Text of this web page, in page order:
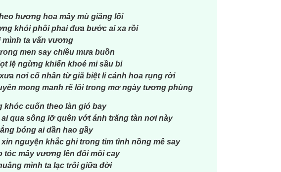
hương hoa mây mù giăng lối
khói phôi phai đưa bước ai xa rồi
ta vấn vương
men say chiều mưa buồn
lệ ngừng khiến khoé mi sầu bi
nơi cố nhân từ giã biệt li cánh hoa rụng rời
mong manh rẽ lối trong mơ ngày tương phùng
khóc cuốn theo làn gió bay
ai qua sông lỡ quên vớt ánh trăng tàn nơi này
bóng ai dần hao gầy
nguyện khắc ghi trong tim tình nồng mê say
tóc mây vương lên đôi môi cay
mình ta lạc trôi giữa đời